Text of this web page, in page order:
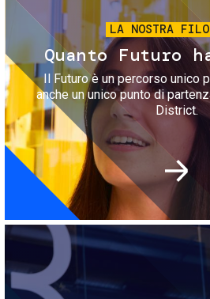
LA NOSTRA
Quanto Futuro
Il Futuro è un percorso unico
anche un unico punto di
District.